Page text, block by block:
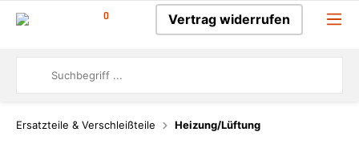
0 Vertrag widerrufen
Ersatzteile & Verschleißteile Heizung/Lüftung